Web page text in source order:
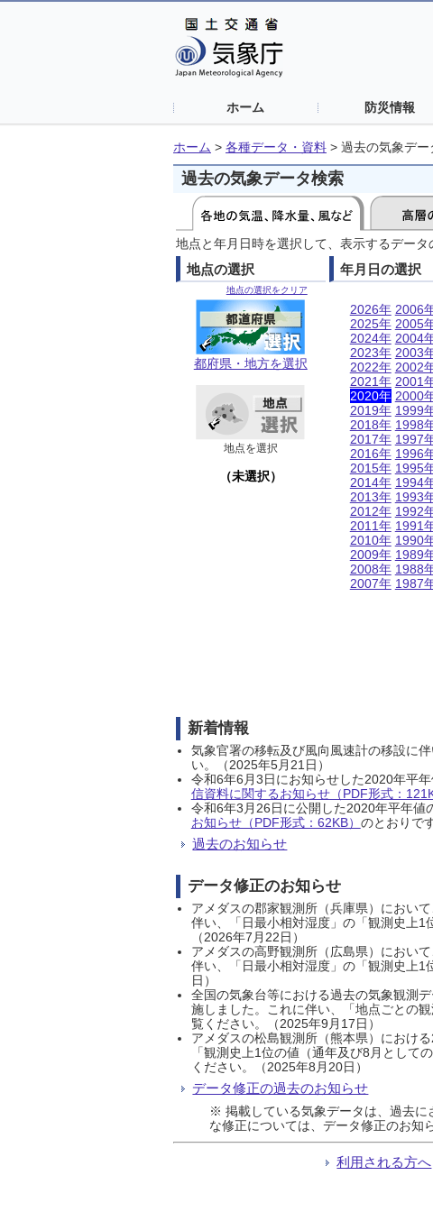
ホーム 防災情報
ホーム > 各種データ・資料 > 過去の気象デー
過去の気象データ検索
地点と年月日時を選択して、表示するデータ
地点の選択
地点の選択をクリア
都府県・地方を選択
地点を選択
（未選択）
年月日の選択
2026年
2025年
2024年
2023年
2022年
2021年
2020年
2019年
2018年
2017年
2016年
2015年
2014年
2013年
2012年
2011年
2010年
2009年
2008年
2007年
2006
2005
2004
2003
2002
2001
2000
1999
1998
1997
1996
1995
1994
1993
1992
1991
1990
1989
1988
1987
新着情報
気象官署の移転及び風向風速計の移設に
い。（2025年5月21日）
令和6年6月3日にお知らせした2020年平
信資料に関するお知らせ（PDF形式：
令和6年3月26日に公開した2020年平年値
お知らせ（PDF形式：62KB） のとおりで
過去のお知らせ
データ修正のお知らせ
アメダスの郡家観測所（兵庫県）におい
伴い、「日最小相対湿度」の「観測史上1
（2026年7月22日）
アメダスの高野観測所（広島県）におい
伴い、「日最小相対湿度」の「観測史上
日）
全国の気象台等における過去の気象観測
施しました。これに伴い、「地点ごとの
覧ください。（2025年9月17日）
アメダスの松島観測所（熊本県）におけ
「観測史上1位の値（通年及び8月として
ください。（2025年8月20日）
データ修正の過去のお知らせ
※ 掲載している気象データは、過去に
な修正については、データ修正のお知
利用される方へ